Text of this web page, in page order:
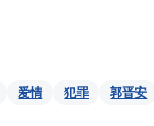
爱情 犯罪 郭晋安